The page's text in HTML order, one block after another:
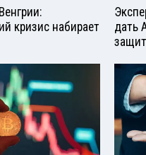
кризис набирает
дать